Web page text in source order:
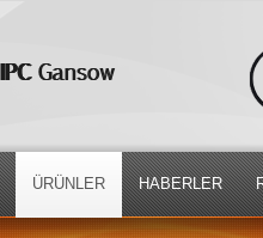
ÜRÜNLER HABERLER